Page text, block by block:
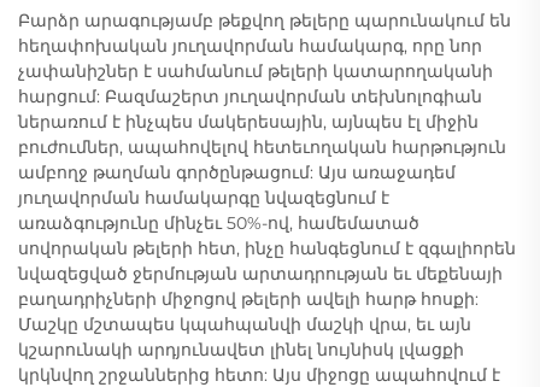
Բարձր արագությամբ թեքվող թելերը պարունակում են
հեղափոխական յուղավորման համակարգ, որը նոր
չափանիշներ է սահմանում թելերի կատարողականի
հարցում: Բազմաշերտ յուղավորման տեխնոլոգիան
ներառում է ինչպես մակերեսային, այնպես էլ միջին
բուժումներ, ապահովելով հետեւողական հարթություն
ամբողջ թաղման գործընթացում: Այս առաջադեմ
յուղավորման համակարգը նվազեցնում է
առաձգությունը մինչեւ 50%-ով, համեմատած
սովորական թելերի հետ, ինչը հանգեցնում է զգալիորեն
նվազեցված ջերմության արտադրության եւ մեքենայի
բաղադրիչների միջոցով թելերի ավելի հարթ հոսքի:
Մաշկը մշտապես կպահպանվի մաշկի վրա, եւ այն
կշարունակի արդյունավետ լինել նույնիսկ լվացքի
կրկնվող շրջաններից հետո: Այս միջոցը ապահովում է